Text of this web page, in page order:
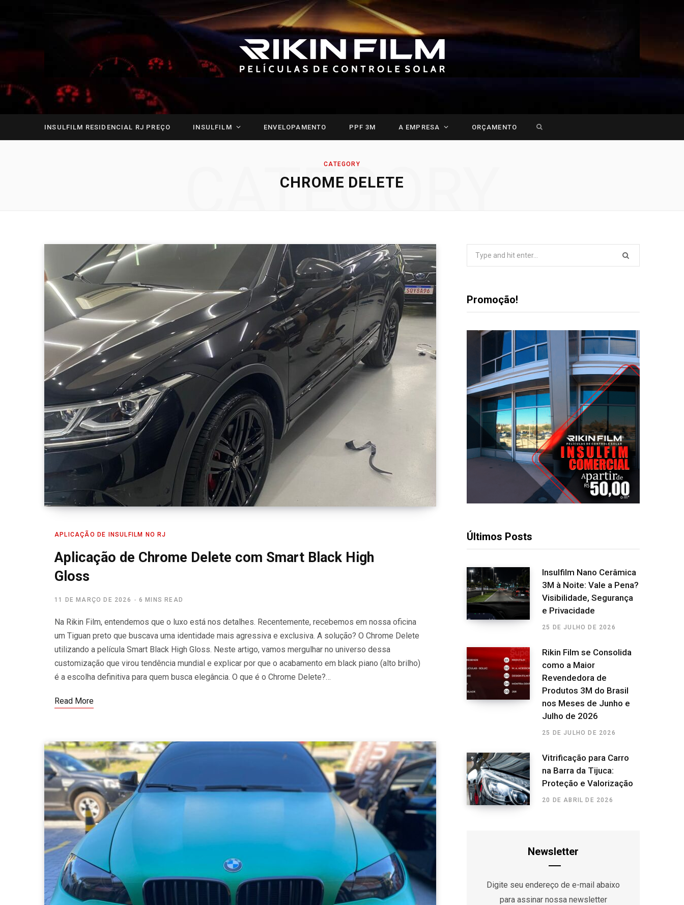
INSULFILM RESIDENCIAL RJ PREÇO INSULFILM ENVELOPAMENTO PPF 3M A EMPRESA ORÇAMENTO
CATEGORY
CHROME DELETE
CATEGORY
APLICAÇÃO DE INSULFILM NO RJ
Aplicação de Chrome Delete com Smart Black High
Gloss
11 DE MARÇO DE 2026 6 MINS READ
Na Rikin Film, entendemos que o luxo está nos detalhes. Recentemente, recebemos em nossa oficina
um Tiguan preto que buscava uma identidade mais agressiva e exclusiva. A solução? O Chrome Delete
utilizando a película Smart Black High Gloss. Neste artigo, vamos mergulhar no universo dessa
customização que virou tendência mundial e explicar por que o acabamento em black piano (alto brilho)
é a escolha definitiva para quem busca elegância. O que é o Chrome Delete?…
Read More
Promoção!
Últimos Posts
Insulfilm Nano Cerâmica
3M à Noite: Vale a Pena?
Visibilidade, Segurança
e Privacidade
25 DE JULHO DE 2026
Rikin Film se Consolida
como a Maior
Revendedora de
Produtos 3M do Brasil
nos Meses de Junho e
Julho de 2026
25 DE JULHO DE 2026
Vitrificação para Carro
na Barra da Tijuca:
Proteção e Valorização
20 DE ABRIL DE 2026
Newsletter
Digite seu endereço de e-mail abaixo
para assinar nossa newsletter